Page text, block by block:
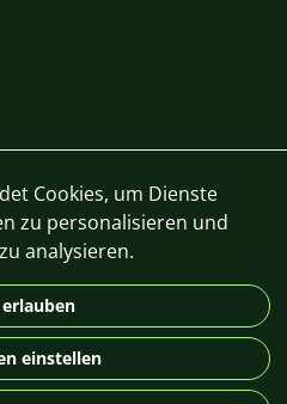
CS SK EN PL DE
© 2026 For Aquarist
Cookies, um Dienste
zu personalisieren und
analysieren.
einstellen